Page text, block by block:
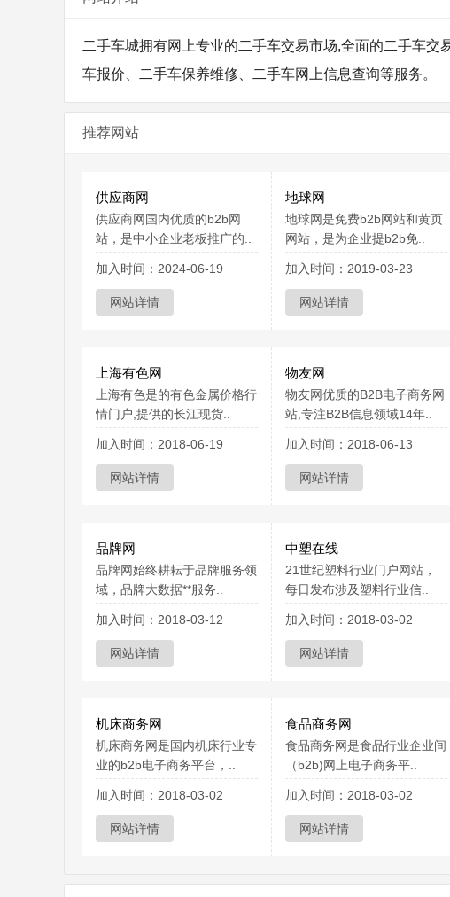
二手车城拥有网上专业的二手车交易市场,全面的二手车
车报价、二手车保养维修、二手车网上信息查询等服务。
推荐网站
供应商网
供应商网国内优质的b2b网
站，是中小企业老板推广的..
加入时间：2024-06-19
网站详情
地球网
地球网是免费b2b网站和黄页
网站，是为企业提b2b免..
加入时间：2019-03-23
网站详情
上海有色网
上海有色是的有色金属价格行
情门户,提供的长江现货..
加入时间：2018-06-19
网站详情
物友网
物友网优质的B2B电子商务网
站,专注B2B信息领域14年..
加入时间：2018-06-13
网站详情
品牌网
品牌网始终耕耘于品牌服务领
域，品牌大数据**服务..
加入时间：2018-03-12
网站详情
中塑在线
21世纪塑料行业门户网站，
每日发布涉及塑料行业信..
加入时间：2018-03-02
网站详情
机床商务网
机床商务网是国内机床行业专
业的b2b电子商务平台，..
加入时间：2018-03-02
网站详情
食品商务网
食品商务网是食品行业企业间
（b2b)网上电子商务平..
加入时间：2018-03-02
网站详情